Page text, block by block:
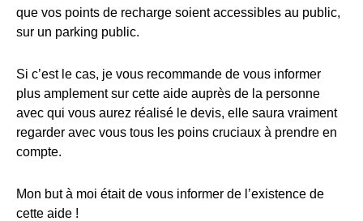
que vos points de recharge soient accessibles au public,
sur un parking public.
Si c’est le cas, je vous recommande de vous informer
plus amplement sur cette aide auprès de la personne
avec qui vous aurez réalisé le devis, elle saura vraiment
regarder avec vous tous les poins cruciaux à prendre en
compte.
Mon but à moi était de vous informer de l’existence de
cette aide !